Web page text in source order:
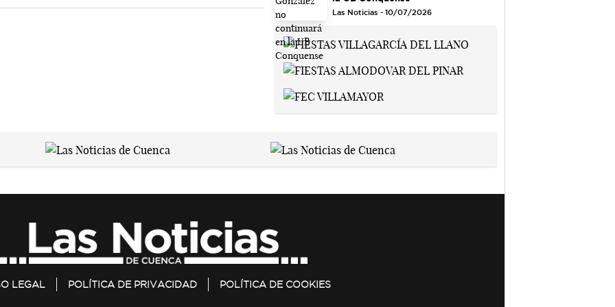
Las Noticias - 10/07/2026
LEGAL POLÍTICA DE PRIVACIDAD POLÍTICA DE COOKIES